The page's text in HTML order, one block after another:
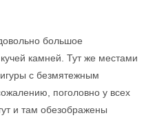
большое
камней. Тут же местами
с безмятежным
поголовно у всех
и там обезображены